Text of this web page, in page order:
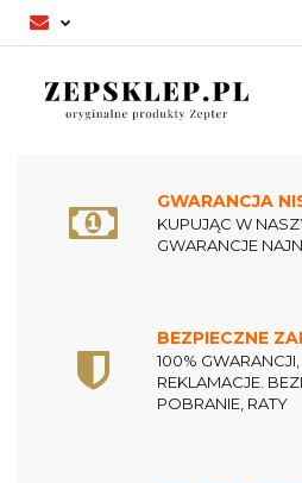
GWARANCJA
KUPUJĄC W
GWARANCJE
BEZPIECZNE
100%
REKLAMACJE.
POBRANIE, RATY